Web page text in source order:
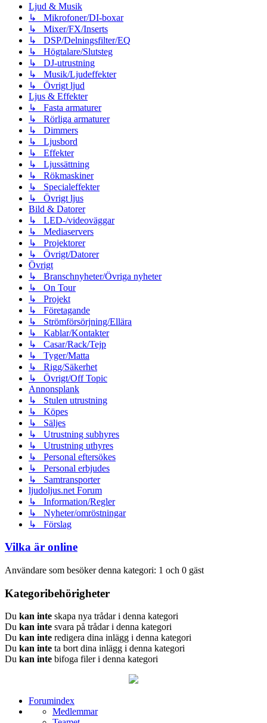
Ljud & Musik
↳ Mikrofoner/DI-boxar
↳ Mixer/FX/Inserts
↳ DSP/Delningsfilter/EQ
↳ Högtalare/Slutsteg
↳ DJ-utrustning
↳ Musik/Ljudeffekter
↳ Övrigt ljud
Ljus & Effekter
↳ Fasta armaturer
↳ Rörliga armaturer
↳ Dimmers
↳ Ljusbord
↳ Effekter
↳ Ljussättning
↳ Rökmaskiner
↳ Specialeffekter
↳ Övrigt ljus
Bild & Datorer
↳ LED-/videoväggar
↳ Mediaservers
↳ Projektorer
↳ Övrigt/Datorer
Övrigt
↳ Branschnyheter/Övriga nyheter
↳ On Tour
↳ Projekt
↳ Företagande
↳ Strömförsörjning/Ellära
↳ Kablar/Kontakter
↳ Casar/Rack/Tejp
↳ Tyger/Matta
↳ Rigg/Säkerhet
↳ Övrigt/Off Topic
Annonsplank
↳ Stulen utrustning
↳ Köpes
↳ Säljes
↳ Utrustning subhyres
↳ Utrustning uthyres
↳ Personal eftersökes
↳ Personal erbjudes
↳ Samtransporter
ljudoljus.net Forum
↳ Information/Regler
↳ Nyheter/omröstningar
↳ Förslag
Vilka är online
Användare som besöker denna kategori: 1 och 0 gäst
Kategoribehörigheter
Du kan inte skapa nya trådar i denna kategori
Du kan inte svara på trådar i denna kategori
Du kan inte redigera dina inlägg i denna kategori
Du kan inte ta bort dina inlägg i denna kategori
Du kan inte bifoga filer i denna kategori
Forumindex
Medlemmar